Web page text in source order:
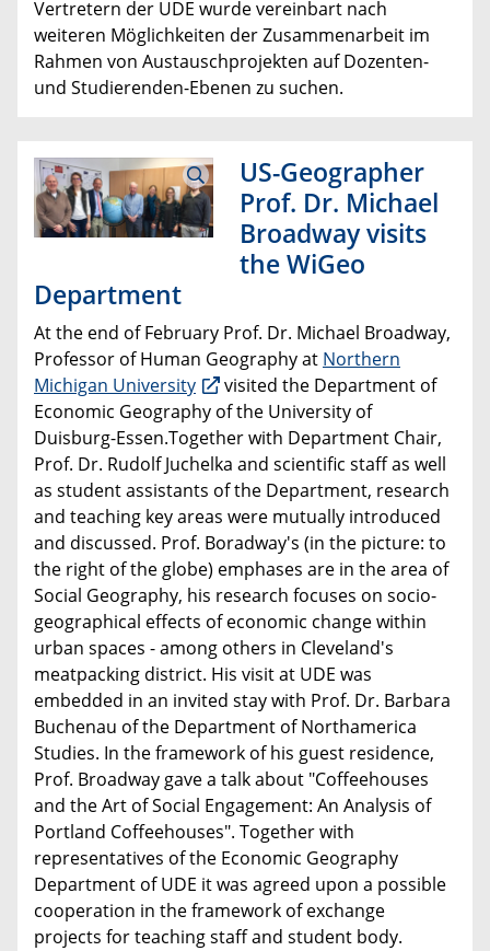
Vertretern der UDE wurde vereinbart nach
weiteren Möglichkeiten der Zusammenarbeit im
Rahmen von Austauschprojekten auf Dozenten-
und Studierenden-Ebenen zu suchen.
US-Geographer
Prof. Dr. Michael
Broadway visits
the WiGeo
Department
At the end of February Prof. Dr. Michael Broadway,
Professor of Human Geography at Northern
Michigan University
visited the Department of
Economic Geography of the University of
Duisburg-Essen.Together with Department Chair,
Prof. Dr. Rudolf Juchelka and scientific staff as well
as student assistants of the Department, research
and teaching key areas were mutually introduced
and discussed. Prof. Boradway's (in the picture: to
the right of the globe) emphases are in the area of
Social Geography, his research focuses on socio-
geographical effects of economic change within
urban spaces - among others in Cleveland's
meatpacking district. His visit at UDE was
embedded in an invited stay with Prof. Dr. Barbara
Buchenau of the Department of Northamerica
Studies. In the framework of his guest residence,
Prof. Broadway gave a talk about "Coffeehouses
and the Art of Social Engagement: An Analysis of
Portland Coffeehouses". Together with
representatives of the Economic Geography
Department of UDE it was agreed upon a possible
cooperation in the framework of exchange
projects for teaching staff and student body.